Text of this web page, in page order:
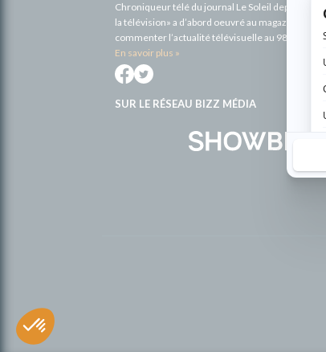
Chroniqueur télé du journal Le Soleil depuis
la télévision» a d’abord oeuvré au magazine TV
commenter l’actualité télévisuelle au 98,5.
En savoir plus »
SUR LE RÉSEAU BIZZ MÉDIA